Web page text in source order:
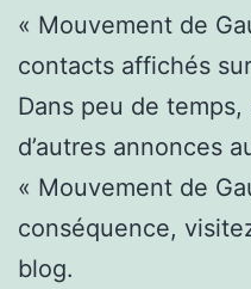
« Mouvement de
contacts affichés
Dans peu de
d’autres annonces
« Mouvement de
conséquence,
blog.